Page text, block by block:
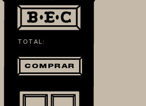
TOTAL:
COMPRAR